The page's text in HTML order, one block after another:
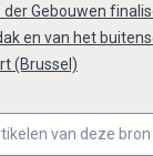
der Gebouwen
en van het
(Brussel)
van deze bron